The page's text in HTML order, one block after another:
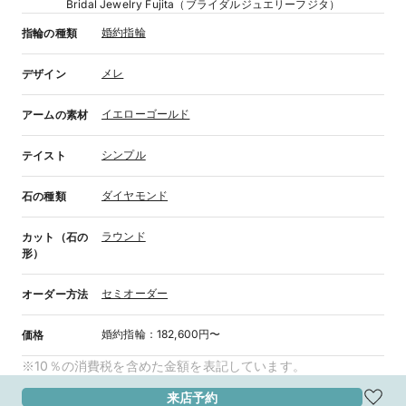
Bridal Jewelry Fujita（ブライダルジュエリーフジタ）
指輪の種類 婚約指輪
デザイン メレ
アームの素材 イエローゴールド
テイスト シンプル
石の種類 ダイヤモンド
カット（石の
形）
ラウンド
オーダー方法 セミオーダー
価格 婚約指輪： 182,600円〜
※10％の消費税を含めた金額を表記しています。
来店予約